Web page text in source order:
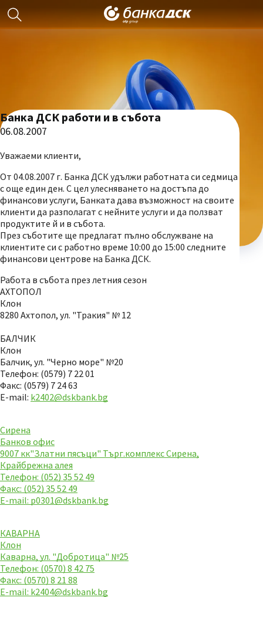
Банка ДСК работи и в събота
06.08.2007
Уважаеми клиенти,
От 04.08.2007 г. Банка ДСК удължи работната си седмица
с още един ден. С цел улесняването на достъпа до
финансови услуги, Банката дава възможност на своите
клиенти да разполагат с нейните услуги и да ползват
продуктите й и в събота.
През съботите ще предлагат пълно обслужване на
клиентите си с работно време 10:00 до 15:00 следните
финансови центрове на Банка ДСК.
Работа в събота през летния сезон
АХТОПОЛ
Клон
8280 Ахтопол, ул. "Тракия" № 12
БАЛЧИК
Клон
Балчик, ул. "Черно море" №20
Телефон: (0579) 7 22 01
Факс: (0579) 7 24 63
E-mail: k2402@dskbank.bg
Сирена
Банков офис
9007 кк"Златни пясъци" Търг.комплекс Сирена,
Крайбрежна алея
Телефон: (052) 35 52 49
Факс: (052) 35 52 49
E-mail: p0301@dskbank.bg
КАВАРНА
Клон
Каварна, ул. "Добротица" №25
Телефон: (0570) 8 42 75
Факс: (0570) 8 21 88
E-mail: k2404@dskbank.bg